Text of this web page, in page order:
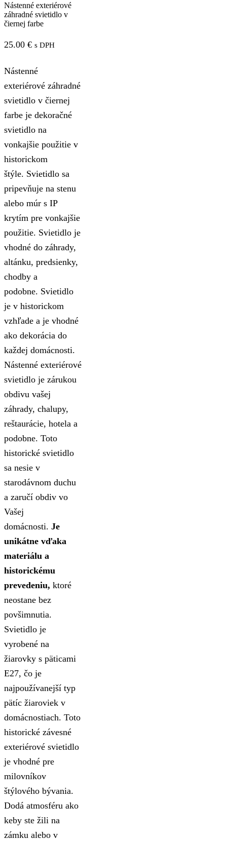
Nástenné exteriérové
záhradné svietidlo v
čiernej farbe
25.00 € s DPH
Nástenné
exteriérové záhradné
svietidlo v čiernej
farbe je dekoračné
svietidlo na
vonkajšie použitie v
historickom
štýle. Svietidlo sa
pripevňuje na stenu
alebo múr s IP
krytím pre vonkajšie
použitie. Svietidlo je
vhodné do záhrady,
altánku, predsienky,
chodby a
podobne. Svietidlo
je v historickom
vzhľade a je vhodné
ako dekorácia do
každej domácnosti.
Nástenné exteriérové
svietidlo je zárukou
obdivu vašej
záhrady, chalupy,
reštaurácie, hotela a
podobne. Toto
historické svietidlo
sa nesie v
starodávnom duchu
a zaručí obdiv vo
Vašej
domácnosti. Je
unikátne vďaka
materiálu a
historickému
prevedeniu, ktoré
neostane bez
povšimnutia.
Svietidlo je
vyrobené na
žiarovky s päticami
E27, čo je
najpoužívanejší typ
pätíc žiaroviek v
domácnostiach. Toto
historické závesné
exteriérové svietidlo
je vhodné pre
milovníkov
štýlového bývania.
Dodá atmosféru ako
keby ste žili na
zámku alebo v